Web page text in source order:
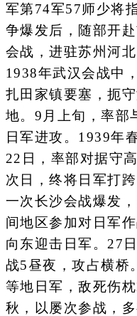
军第74军57师少将
争爆发后，随部开
会战，进驻苏州河
1938年武汉会战中
扎田家镇要塞，扼
地。9月上旬，率部
日军进攻。1939年
22日，率部对据守
次日，终将日军打
一次长沙会战爆发
间地区参加对日军
向东迎击日军。27
战5昼夜，攻占横桥
等地日军，敌死伤
秋，以屡次参战，